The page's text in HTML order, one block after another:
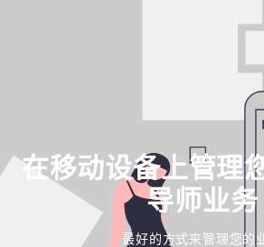
在移动设备上管理
导师业务
最好的方式来管理您的